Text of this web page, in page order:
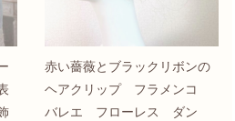
赤い薔薇とブラックリボンの
ヘアクリップ フラメンコ
バレエ フローレス ダン